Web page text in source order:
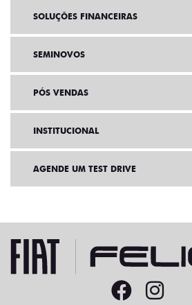
SOLUÇÕES FINANCEIRAS
SEMINOVOS
PÓS VENDAS
INSTITUCIONAL
AGENDE UM TEST DRIVE